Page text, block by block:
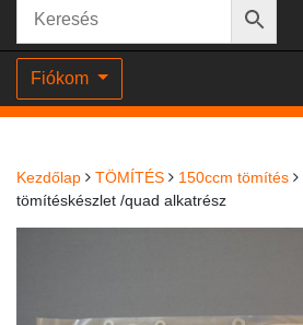
Fiókom
Kezdőlap TÖMÍTÉS 150ccm tömítés
tömítéskészlet /quad alkatrész